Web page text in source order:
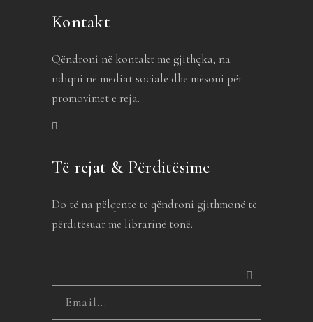
Kontakt
Qëndroni në kontakt me gjithçka, na
ndiqni në mediat sociale dhe mësoni për
promovimet e reja.
Të rejat & Përditësime
Do të na pëlqente të qëndroni gjithmonë të
përditësuar me librarinë tonë.